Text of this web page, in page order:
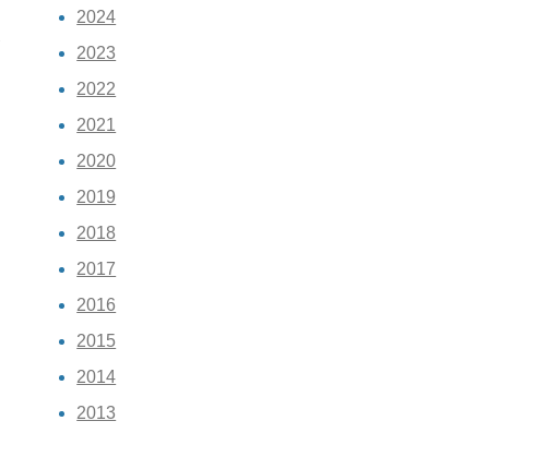
2024
2023
2022
2021
2020
2019
2018
2017
2016
2015
2014
2013